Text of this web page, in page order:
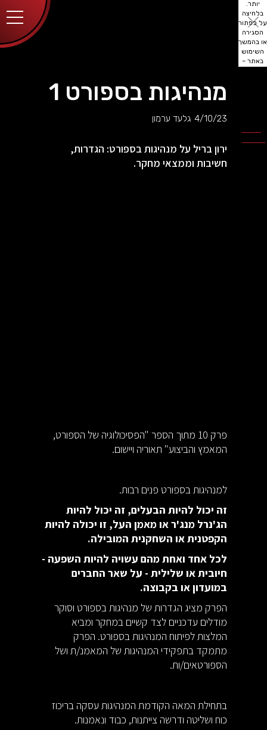
יותר.
בלחיצה
על כפתור
הסגירה
או בהמשך
השימוש
באתר –
מנהיגות בספורט 1
4/10/23 גלעד ערמון
ירון בריל על מנהיגות בספורט: הגדרות,
חשיבות וממצאי מחקר.
פרק 10 מתוך הספר "הפסיכולוגיה של הספורט,
המאמץ והביצוע" תאוריה ויישום.
למנהיגות בספורט פנים רבות.
זה יכול להיות הבעלים, זה יכול להיות
הג'נרל מנג'ר או מאמן העל, זו יכולה להיות
הקפטנית או השחקנית המובילה.
לכל אחד ואחת מהם עשויה להיות השפעה -
חיובית או שלילית - על שאר החברים
במועדון או בקבוצה.
הפרק מציג הגדרות של מנהיגות בספורט וסוקר
מודלים עדכניים לצד קשיים במחקר ומביא
המלצות לפיתוח המנהיגות בספורט. הפרק
מתמקד בתפקידי המנהיגות של המאמנ/ת ושל
הספורטאים/ות.
בתחילת המאה הקודמת המנהיגות עסקה בריכוז
כוח ושליטה ודרשה צייתנות, כבוד ונאמנות.